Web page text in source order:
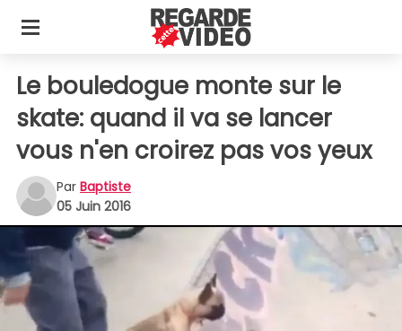
Le bouledogue monte sur le
skate: quand il va se lancer
vous n'en croirez pas vos yeux
Par Baptiste
05 Juin 2016